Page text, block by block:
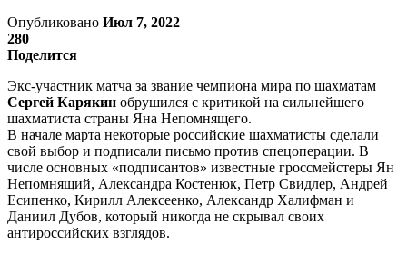
Опубликовано Июл 7, 2022
280
Поделится
Экс-участник матча за звание чемпиона мира по шахматам
Сергей Карякин обрушился с критикой на сильнейшего
шахматиста страны Яна Непомнящего.
В начале марта некоторые российские шахматисты сделали
свой выбор и подписали письмо против спецоперации. В
числе основных «подписантов» известные гроссмейстеры Ян
Непомнящий, Александра Костенюк, Петр Свидлер, Андрей
Есипенко, Кирилл Алексеенко, Александр Халифман и
Даниил Дубов, который никогда не скрывал своих
антироссийских взглядов.